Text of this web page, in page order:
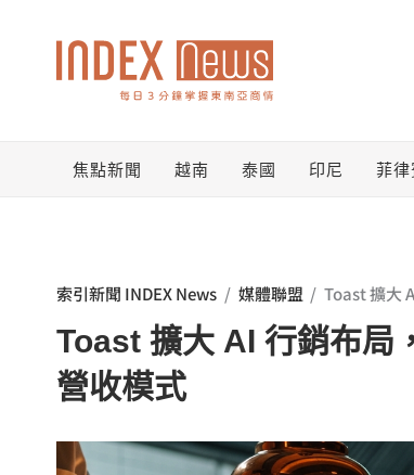
焦點新聞 越南 泰國 印尼 菲律
索引新聞 INDEX News / 媒體聯盟 / Toast 擴大
Toast 擴大 AI 行銷布局
營收模式